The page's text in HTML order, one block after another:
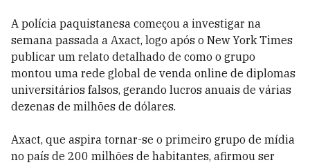
A polícia paquistanesa começou a investigar na
semana passada a Axact, logo após o New York Times
publicar um relato detalhado de como o grupo
montou uma rede global de venda online de diplomas
universitários falsos, gerando lucros anuais de várias
dezenas de milhões de dólares.
Axact, que aspira tornar-se o primeiro grupo de mídia
no país de 200 milhões de habitantes, afirmou ser